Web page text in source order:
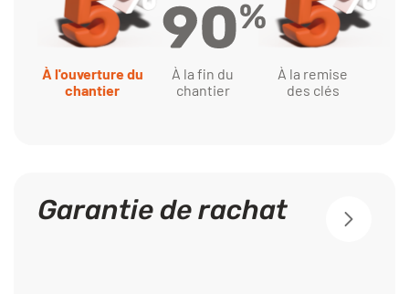
À l'ouverture du
chantier
À la fin du
chantier
À la remise
des clés
Garantie de rachat